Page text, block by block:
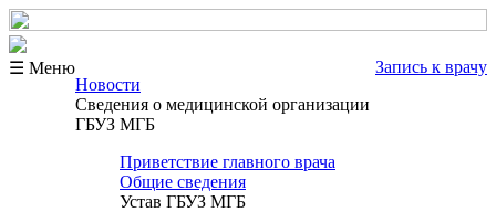
☰ Меню
Запись к врачу
Новости
Сведения о медицинской организации
ГБУЗ МГБ
Приветствие главного врача
Общие сведения
Устав ГБУЗ МГБ